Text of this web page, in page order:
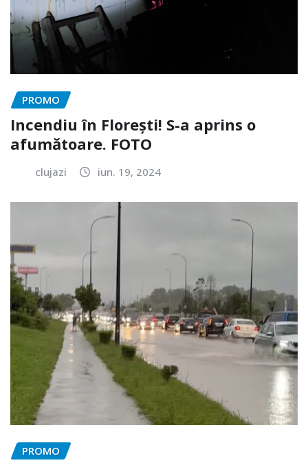
PROMO
Incendiu în Florești! S-a aprins o
afumătoare. FOTO
clujazi iun. 19, 2024
PROMO